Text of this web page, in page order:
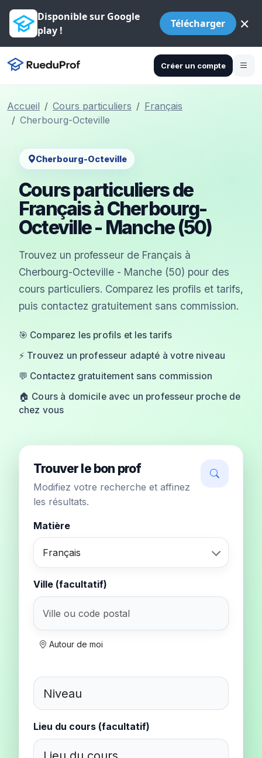
Disponible sur Google
play !
Télécharger ×
Créer un compte
Accueil Cours particuliers
Français
Cherbourg-Octeville
Cherbourg-Octeville
Cours particuliers de
Français à Cherbourg-
Octeville - Manche (50)
Trouvez un professeur de Français à
Cherbourg-Octeville - Manche (50) pour des
cours particuliers. Comparez les profils et tarifs,
puis contactez gratuitement sans commission.
🎯 Comparez les profils et les tarifs
⚡ Trouvez un professeur adapté à votre niveau
💬 Contactez gratuitement sans commission
🏠 Cours à domicile avec un professeur proche de
chez vous
Trouver le bon prof
Modifiez votre recherche et affinez
les résultats.
Matière
Français
Ville (facultatif)
Autour de moi
Lieu du cours (facultatif)